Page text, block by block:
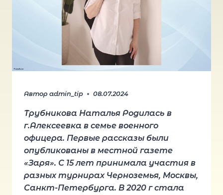
Автор admin_tip 08.07.2024
Трубникова Наталья Родилась в
г.Алексеевка в семье военного
офицера. Первые рассказы были
опубликованы в местной газете
«Заря». С 15 лет принимала участия в
разных турнирах Черноземья, Москвы,
Санкт-Петербурга. В 2020 г стала